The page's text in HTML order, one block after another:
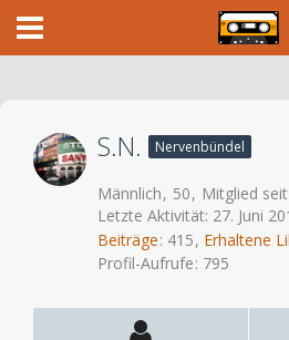
S.N. Nervenbündel
Männlich 50
Mitglied
Letzte Aktivität: 27. Juni
Beiträge 415 Erhaltene
Profil-Aufrufe 795